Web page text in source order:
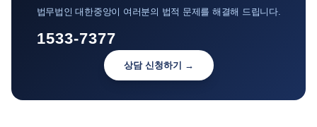
법무법인 대한중앙이 여러분의 법적 문제를 해결해 드립니다.
1533-7377
상담 신청하기 →